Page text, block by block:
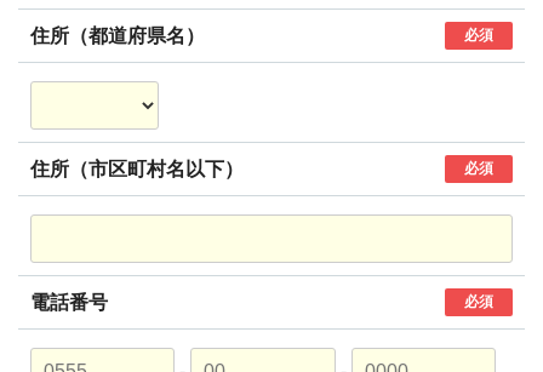
住所（都道府県名） 必須
住所（市区町村名以下） 必須
電話番号 必須